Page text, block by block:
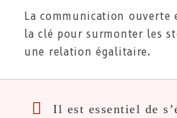
La communication ouverte
la clé pour surmonter les
une relation égalitaire.
Il est essentiel de